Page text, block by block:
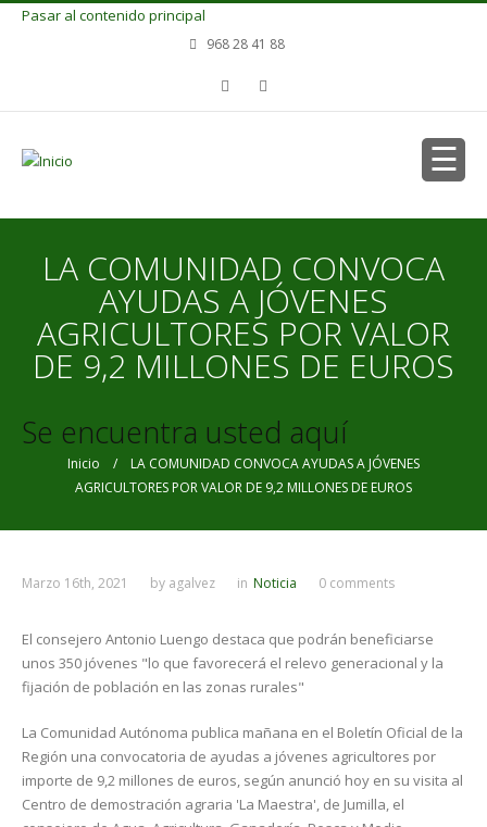
Pasar al contenido principal
968 28 41 88
LA COMUNIDAD CONVOCA
AYUDAS A JÓVENES
AGRICULTORES POR VALOR
DE 9,2 MILLONES DE EUROS
Se encuentra usted aquí
Inicio / LA COMUNIDAD CONVOCA AYUDAS A JÓVENES
AGRICULTORES POR VALOR DE 9,2 MILLONES DE EUROS
Marzo 16th, 2021 by agalvez in Noticia 0 comments
El consejero Antonio Luengo destaca que podrán beneficiarse
unos 350 jóvenes "lo que favorecerá el relevo generacional y la
fijación de población en las zonas rurales"
La Comunidad Autónoma publica mañana en el Boletín Oficial de la
Región una convocatoria de ayudas a jóvenes agricultores por
importe de 9,2 millones de euros, según anunció hoy en su visita al
Centro de demostración agraria 'La Maestra', de Jumilla, el